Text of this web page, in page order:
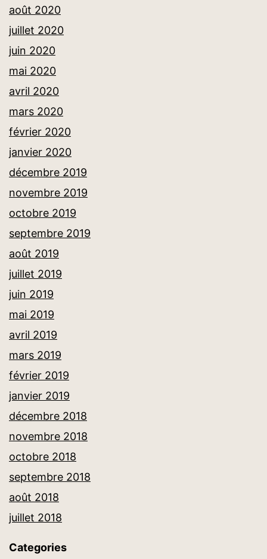
août 2020
juillet 2020
juin 2020
mai 2020
avril 2020
mars 2020
février 2020
janvier 2020
décembre 2019
novembre 2019
octobre 2019
septembre 2019
août 2019
juillet 2019
juin 2019
mai 2019
avril 2019
mars 2019
février 2019
janvier 2019
décembre 2018
novembre 2018
octobre 2018
septembre 2018
août 2018
juillet 2018
Categories